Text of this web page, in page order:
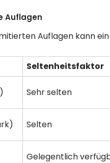
Auflagen
Auflagen kann
Seltenheitsfaktor
Sehr selten
Selten
Gelegentlich